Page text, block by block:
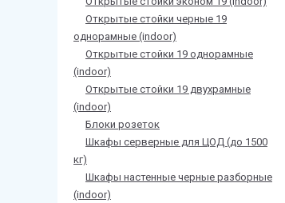
Открытые стойки черные 19
однорамные (indoor)
Открытые стойки 19 однорамные
(indoor)
Открытые стойки 19 двухрамные
(indoor)
Блоки розеток
Шкафы серверные для ЦОД (до 1500
кг)
Шкафы настенные черные разборные
(indoor)